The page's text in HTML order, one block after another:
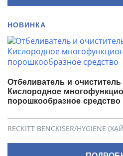
НОВИНКА
Отбеливатель и очиститель
Кислородное
порошкообразное средство
RECKITT BENCKISER/HYGIENE